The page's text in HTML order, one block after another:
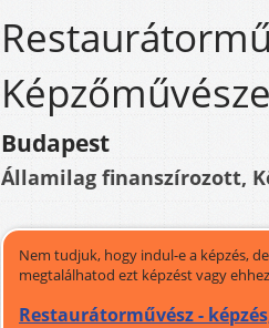
Budapest
Államilag finanszírozott,
Nem tudjuk, hogy indul-e a képzés,
megtalálhatod ezt képzést vagy
Restaurátorművész -